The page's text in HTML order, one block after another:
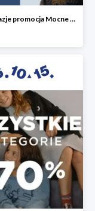
Mega okazje promocja Mocne marki do -70%